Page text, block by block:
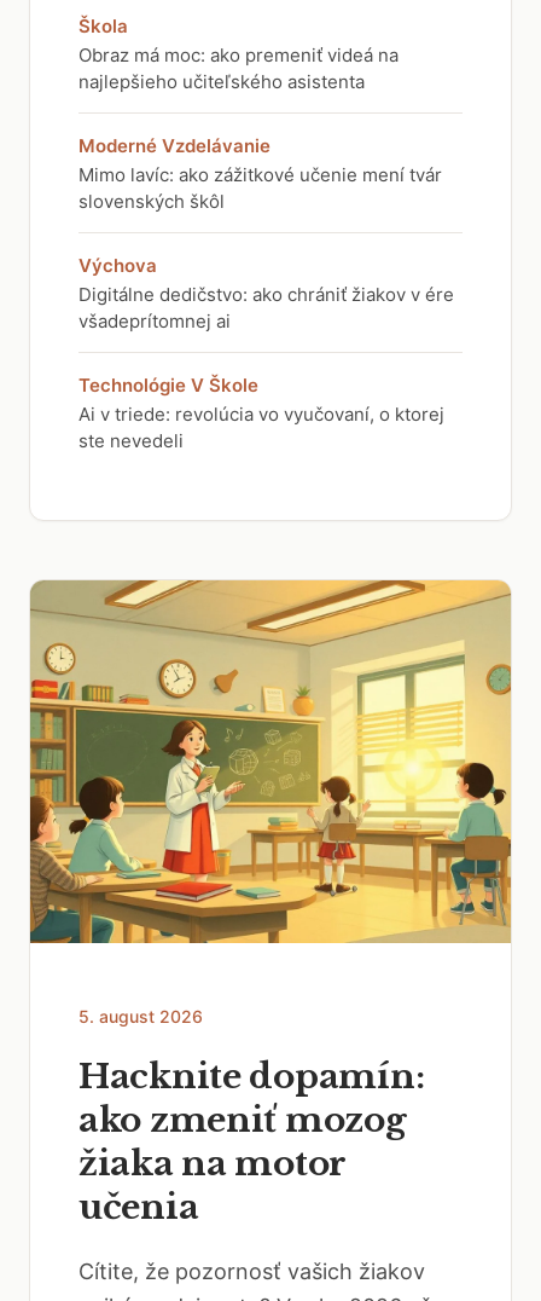
Škola
Obraz má moc: ako premeniť videá na
najlepšieho učiteľského asistenta
Moderné Vzdelávanie
Mimo lavíc: ako zážitkové učenie mení tvár
slovenských škôl
Výchova
Digitálne dedičstvo: ako chrániť žiakov v ére
všadeprítomnej ai
Technológie V Škole
Ai v triede: revolúcia vo vyučovaní, o ktorej
ste nevedeli
5. august 2026
Hacknite dopamín:
ako zmeniť mozog
žiaka na motor
učenia
Cítite, že pozornosť vašich žiakov